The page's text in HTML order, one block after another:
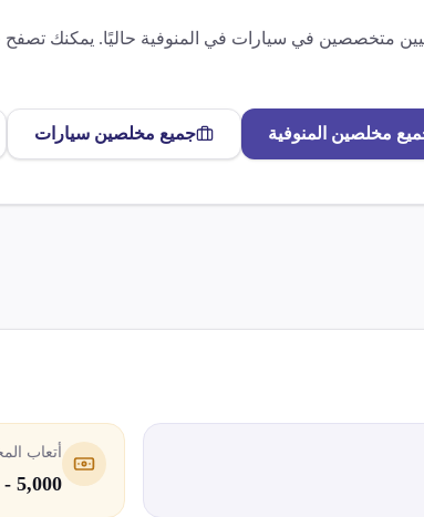
متخصصين في سيارات في المنوفية حاليًا. يمكنك
مخلصين المنوفية جميع مخلصين سيارات
أتعاب
5,000 - 25,000 جنيه